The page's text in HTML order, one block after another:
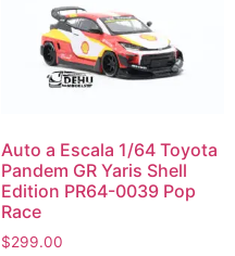
Auto a Escala 1/64 Toyota
Pandem GR Yaris Shell
Edition PR64-0039 Pop
Race
$299.00